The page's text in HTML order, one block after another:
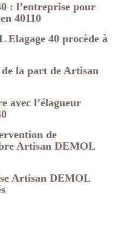
: l’entreprise pour
40110
Elagage 40 procède à
de la part de Artisan
avec l’élagueur
de
Artisan DEMOL
Artisan DEMOL